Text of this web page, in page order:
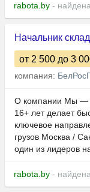
rabota.by -
Начальник
от 2 500 до 3
компания:
О компании Мы —
16+ лет делает
ключевое
грузов Москва /
один из лидеров
rabota.by -